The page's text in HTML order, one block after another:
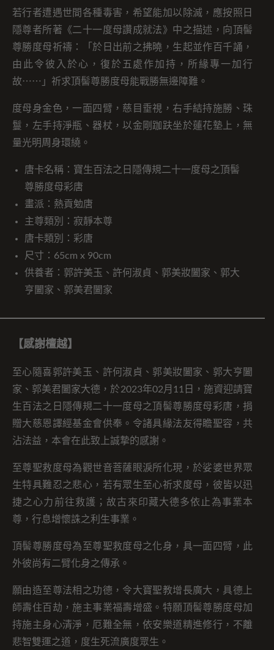
若行者遭遇世間各種毒害，希望能加以除滅，應按照日
隱尊者所著《二十一度母讚成就法》中之描述，向頂髻
尊勝度母祈禱：「於日出前之拂曉，生起並作百千誦，
由此令彼入於心，復於五處作加持，所緣專一加行
故⋯⋯」祈求頂髻尊勝度母能戰勝無邊障難。
度母身金色，一面四臂，慈目垂視，右手結持施勝、珠
鬘，左手持淨瓶、器杖，以金剛跏趺坐於蓮花墊上，無
量光明周身環繞。
唐卡名稱：寶生百法之日隱傳規二十一度母之頂髻
尊勝度母彩唐
畫派：熱貢勉唐
主尊類別：寂靜本尊
唐卡類別：彩唐
尺寸：65cm x 90cm
供養者：郭許美玉、許何淑貞、郭美妝闔家、郭大
亨闔家、郭美君闔家
【感謝檀越】
至心隨喜郭許美玉、許何淑貞、郭美妝闔家、郭大亨闔
家、郭美君闔家大德，於2023年02月11日，施資迎請寶
生百法之日隱傳規二十一度母之頂髻尊勝度母彩唐，捐
贈大慈恩譯經基金會供奉。令諸具緣法友得瞻聖容，共
沾法益，本會在此致上誠摯的感謝。
至尊聖救度母為觀世音菩薩眼淚所化現，於娑婆世界眾
生特具難忍之悲心，若有眾生至心祈求度母，彼皆以迅
捷之心力前往救護；故古來印藏大德多依止為事業本
尊，行息增懷誅之利生事業。
頂髻尊勝度母為至尊聖救度母之化身，具一面四臂，此
外彼尚有二臂化身之傳承。
願由造至尊法相之功德，令大寶聖教增長廣大，具德上
師壽住百劫，施主事業福壽增盛。特願頂髻尊勝度母加
持施主身心清淨，厄難全無，依安樂道精進修行，不離
悲智雙運之道，度生死流廣度眾生。